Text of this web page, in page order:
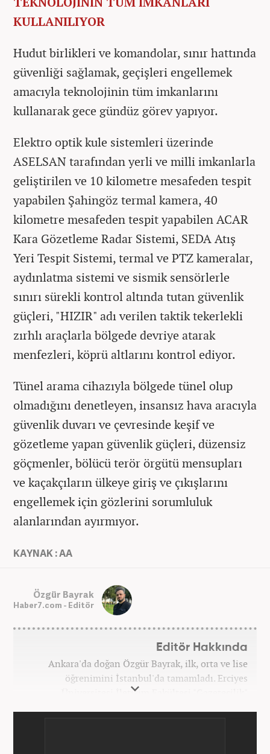
KULLANILIYOR
Hudut birlikleri ve komandolar, sınır hattında
güvenliği sağlamak, geçişleri engellemek
amacıyla teknolojinin tüm imkanlarını
kullanarak gece gündüz görev yapıyor.
Elektro optik kule sistemleri üzerinde
ASELSAN tarafından yerli ve milli imkanlarla
geliştirilen ve 10 kilometre mesafeden tespit
yapabilen Şahingöz termal kamera, 40
kilometre mesafeden tespit yapabilen ACAR
Kara Gözetleme Radar Sistemi, SEDA Atış
Yeri Tespit Sistemi, termal ve PTZ kameralar,
aydınlatma sistemi ve sismik sensörlerle
sınırı sürekli kontrol altında tutan güvenlik
güçleri, "HIZIR" adı verilen taktik tekerlekli
zırhlı araçlarla bölgede devriye atarak
menfezleri, köprü altlarını kontrol ediyor.
Tünel arama cihazıyla bölgede tünel olup
olmadığını denetleyen, insansız hava aracıyla
güvenlik duvarı ve çevresinde keşif ve
gözetleme yapan güvenlik güçleri, düzensiz
göçmenler, bölücü terör örgütü mensupları
ve kaçakçıların ülkeye giriş ve çıkışlarını
engellemek için gözlerini sorumluluk
alanlarından ayırmıyor.
KAYNAK : AA
Özgür Bayrak
Haber7.com - Editör
Editör Hakkında
Ankara'da doğan Özgür Bayrak, ilk, orta ve lise
öğrenimini İstanbul'da tamamladı. Erciyes
Üniversitesi İletişim Fakültesi "Gazetecilik"